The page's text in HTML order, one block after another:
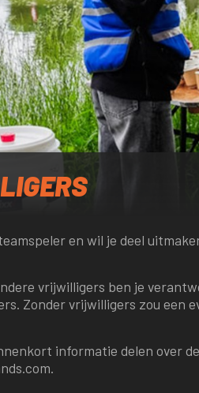
en wil je deel
vrijwilligers ben je
Zonder vrijwilligers zou een
informatie delen over
.